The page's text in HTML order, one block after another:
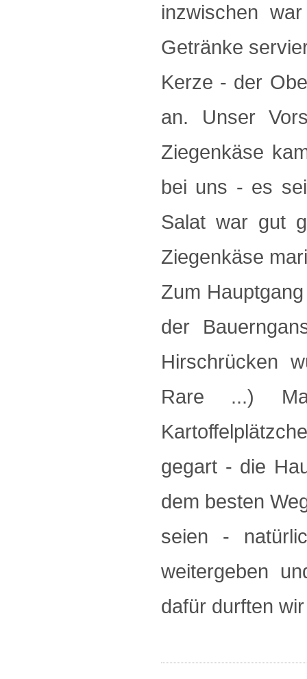
inzwischen
Getränke
Kerze - der
an. Unser
Ziegenkäse
bei uns - es
Salat war gut
Ziegenkäse
Zum
der
Hirschrücken
Rare ...)
gegart - die
dem besten
seien -
weitergeben
dafür durften